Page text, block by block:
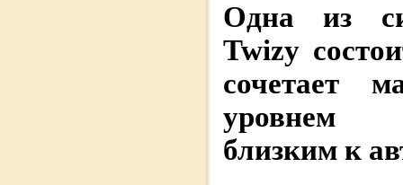
Одна из
Twizy
сочетает
уровнем
близким к